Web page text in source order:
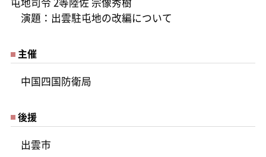
演題：出雲駐屯地の改編について
主催
中国四国防衛局
後援
出雲市